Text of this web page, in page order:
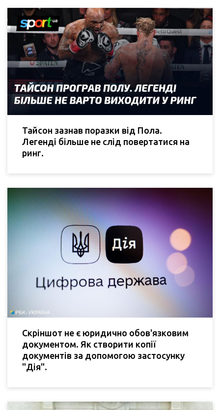
Тайсон зазнав поразки від Пола.
Легенді більше не слід повертатися на
ринг.
Скріншот не є юридично обов'язковим
документом. Як створити копії
документів за допомогою застосунку
"Дія".